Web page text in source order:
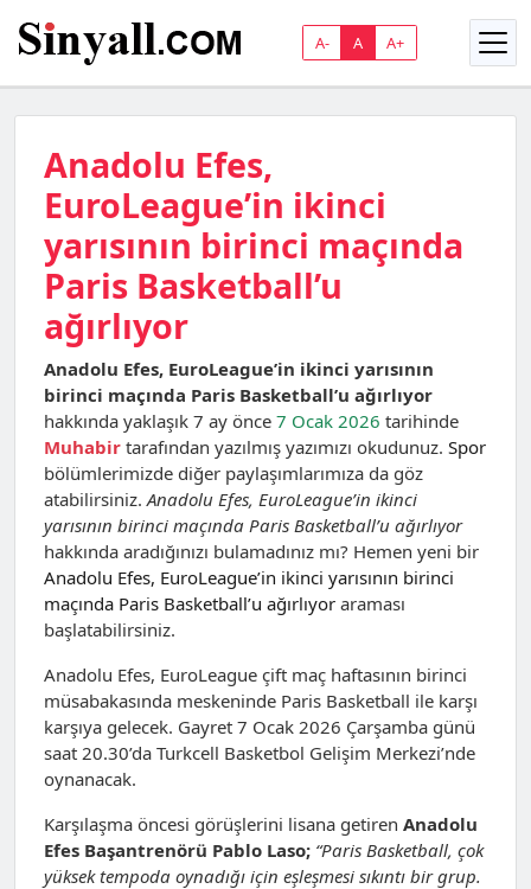
A- A A+
Anadolu Efes,
EuroLeague’in ikinci
yarısının birinci maçında
Paris Basketball’u
ağırlıyor
Anadolu Efes, EuroLeague’in ikinci yarısının
birinci maçında Paris Basketball’u ağırlıyor
hakkında yaklaşık 7 ay önce 7 Ocak 2026 tarihinde
Muhabir tarafından yazılmış yazımızı okudunuz. Spor
bölümlerimizde diğer paylaşımlarımıza da göz
atabilirsiniz.Anadolu Efes, EuroLeague’in ikinci
yarısının birinci maçında Paris Basketball’u ağırlıyor
hakkında aradığınızı bulamadınız mı? Hemen yeni bir
Anadolu Efes, EuroLeague’in ikinci yarısının birinci
maçında Paris Basketball’u ağırlıyor araması
başlatabilirsiniz.
Anadolu Efes, EuroLeague çift maç haftasının birinci
müsabakasında meskeninde Paris Basketball ile karşı
karşıya gelecek. Gayret 7 Ocak 2026 Çarşamba günü
saat 20.30’da Turkcell Basketbol Gelişim Merkezi’nde
oynanacak.
Karşılaşma öncesi görüşlerini lisana getiren Anadolu
Efes Başantrenörü Pablo Laso; “Paris Basketball, çok
yüksek tempoda oynadığı için eşleşmesi sıkıntı bir grup.